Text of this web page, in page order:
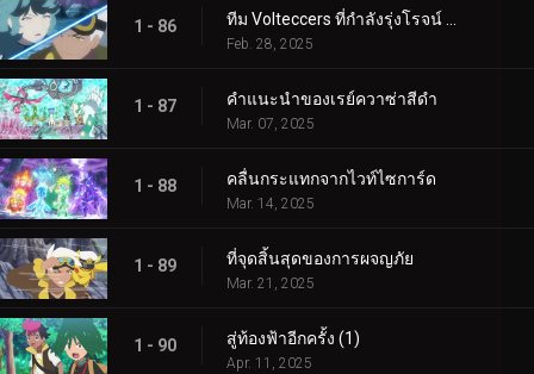
1 - 86
Feb. 28, 2025
1 - 87 คำแนะนำของเรย์ควาซ่าสีดำ
Mar. 07, 2025
1 - 88 คลื่นกระแทกจากไวท์ไซการ์ด
Mar. 14, 2025
1 - 89 ที่จุดสิ้นสุดของการผจญภัย
Mar. 21, 2025
1 - 90 สู่ท้องฟ้าอีกครั้ง (1)
Apr. 11, 2025